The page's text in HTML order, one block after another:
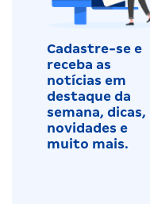
Cadastre-se e
receba as
notícias em
destaque da
semana, dicas,
novidades e
muito mais.